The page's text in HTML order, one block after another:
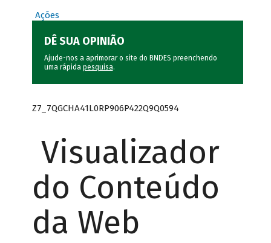
Ações
DÊ SUA OPINIÃO
Ajude-nos a aprimorar o site do BNDES preenchendo
uma rápida pesquisa.
Z7_7QGCHA41L0RP906P422Q9Q0594
Visualizador
do Conteúdo
da Web